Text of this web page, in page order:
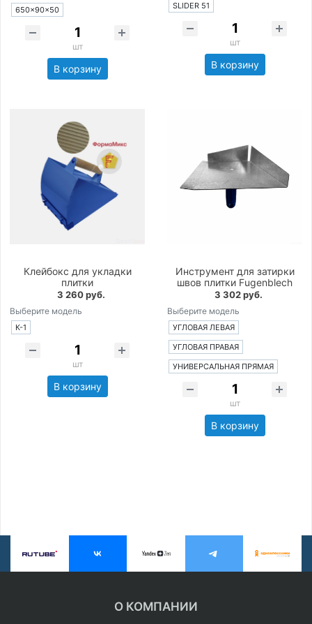
650×90×50
шт
В корзину
SLIDER 51
шт
В корзину
Клейбокс для укладки
плитки
3 260 руб.
Выберите модель
К-1
шт
В корзину
Инструмент для затирки
швов плитки Fugenblech
3 302 руб.
Выберите модель
УГЛОВАЯ ЛЕВАЯ
УГЛОВАЯ ПРАВАЯ
УНИВЕРСАЛЬНАЯ ПРЯМАЯ
шт
В корзину
О КОМПАНИИ